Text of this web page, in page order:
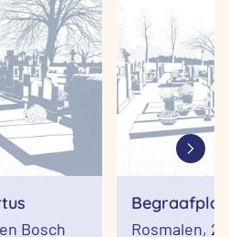
Bosch Rosmalen,